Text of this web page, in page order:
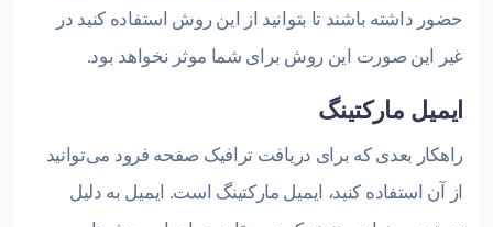
حضور داشته باشند تا بتوانید از این روش استفاده کنید در
غیر این صورت این روش برای شما موثر نخواهد بود.
ایمیل مارکتینگ
راهکار بعدی که برای دریافت ترافیک صفحه فرود می‌توانید
از آن استفاده کنید، ایمیل مارکتینگ است. ایمیل به دلیل